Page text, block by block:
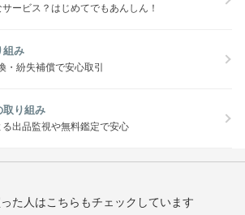
ービス？はじめてでもあんしん！
組み
・紛失補償で安心取引
取り組み
出品監視や無料鑑定で安心
た人はこちらもチェックしています